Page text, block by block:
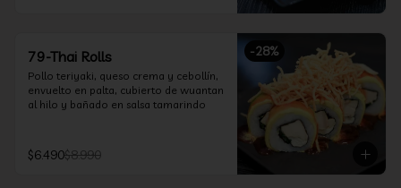
-28%
79-Thai Rolls
Pollo teriyaki, queso crema y cebollín,
envuelto en palta, cubierto de wuantan
al hilo y bañado en salsa tamarindo
$6.490$8.990